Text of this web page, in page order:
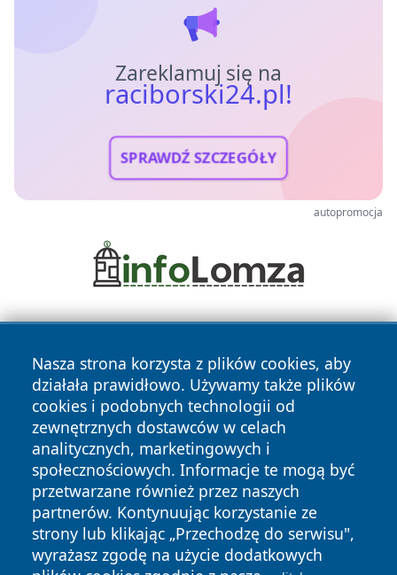
Zareklamuj się na
raciborski24.pl!
SPRAWDŹ SZCZEGÓŁY
autopromocja
Nasza strona korzysta z plików cookies, aby
działała prawidłowo. Używamy także plików
cookies i podobnych technologii od
zewnętrznych dostawców w celach
analitycznych, marketingowych i
społecznościowych. Informacje te mogą być
przetwarzane również przez naszych
partnerów. Kontynuując korzystanie ze
strony lub klikając „Przechodzę do serwisu",
wyrażasz zgodę na użycie dodatkowych
Copyright © 2026 raciborski24.pl Wszystkie prawa
zastrzeżone.
News Autorzy
Polityka
Prywatności
Polityka
Cookies